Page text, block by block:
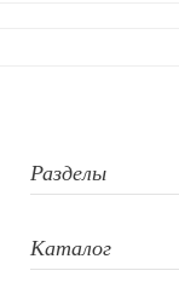
Разделы
Каталог